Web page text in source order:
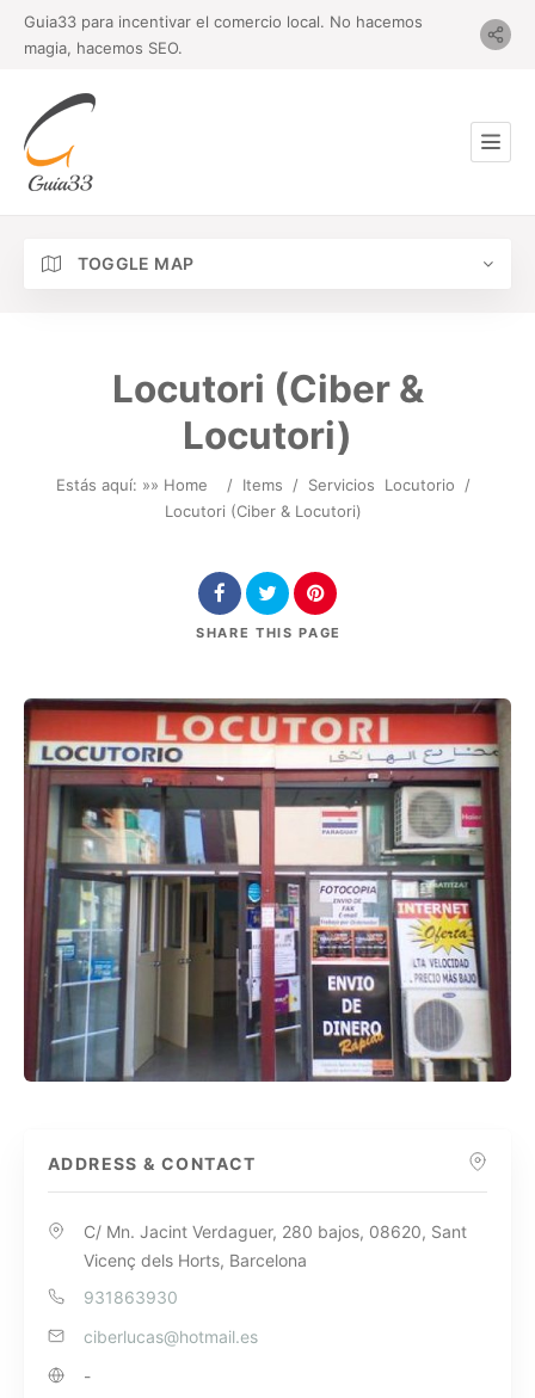
Guia33 para incentivar el comercio local. No hacemos
magia, hacemos SEO.
TOGGLE MAP
Locutori (Ciber &
Locutori)
Estás aquí: »» Home / Items / Servicios Locutorio
/
Locutori (Ciber & Locutori)
SHARE THIS PAGE
ADDRESS & CONTACT
C/ Mn. Jacint Verdaguer, 280 bajos, 08620, Sant
Vicenç dels Horts, Barcelona
931863930
ciberlucas@hotmail.es
-